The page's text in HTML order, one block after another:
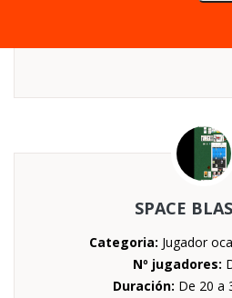
SPACE
Categoria: Jugador
Nº jugadores:
Duración: De 20 a